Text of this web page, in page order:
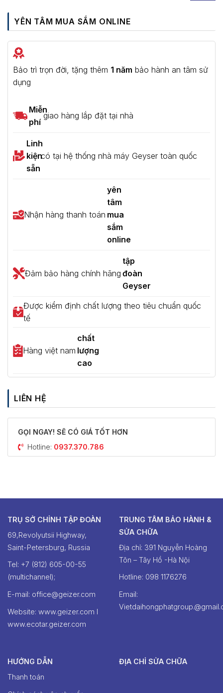
YÊN TÂM MUA SẮM ONLINE
Bảo trì trọn đời, tặng thêm 1 năm bảo hành an tâm sử
dụng
Miễn
phí
giao hàng lắp đặt tại nhà
Linh
kiện
sẵn
có tại hệ thống nhà máy Geyser toàn quốc
Nhận hàng thanh toán
yên
tâm
mua
sắm
online
Đảm bảo hàng chính hãng
tập
đoàn
Geyser
Được kiểm định chất lượng theo tiêu chuẩn quốc
tế
Hàng việt nam
chất
lượng
cao
LIÊN HỆ
GỌI NGAY! SẼ CÓ GIÁ TỐT HƠN
Hotline: 0937.370.786
TRỤ SỞ CHỈNH TẬP ĐOÀN
69,Revolyutsii Highway,
Saint-Petersburg, Russia
Tel: +7 (812) 605-00-55
(multichannel);
E-mail: office@geizer.com
Website: www.geizer.com I
www.ecotar.geizer.com
TRUNG TÂM BẢO HÀNH &
SỬA CHỮA
Địa chỉ: 391 Nguyễn Hoàng
Tôn – Tây Hồ -Hà Nội
Hotline: ‭098 1176276‬
Email:
HƯỚNG DẪN
Thanh toán
ĐỊA CHỈ SỬA CHỮA